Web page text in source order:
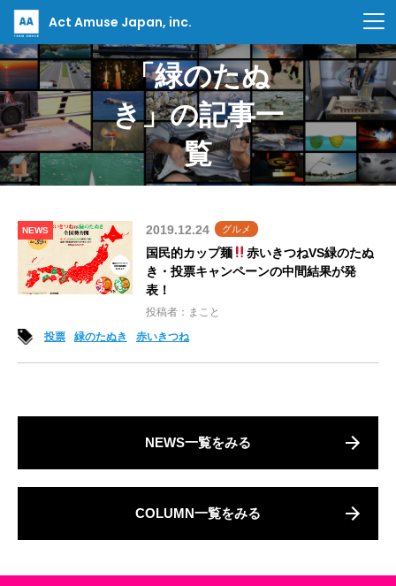
Act Amuse Japan, inc.
「緑のたぬ
き」の記事一
覧
NEWS 2019.12.24 グルメ
国民的カップ麺
赤いきつねVS緑のたぬ
き・投票キャンペーンの中間結果が発
表！
投稿者：まこと
投票
緑のたぬき 赤いきつね
NEWS一覧をみる
COLUMN一覧をみる